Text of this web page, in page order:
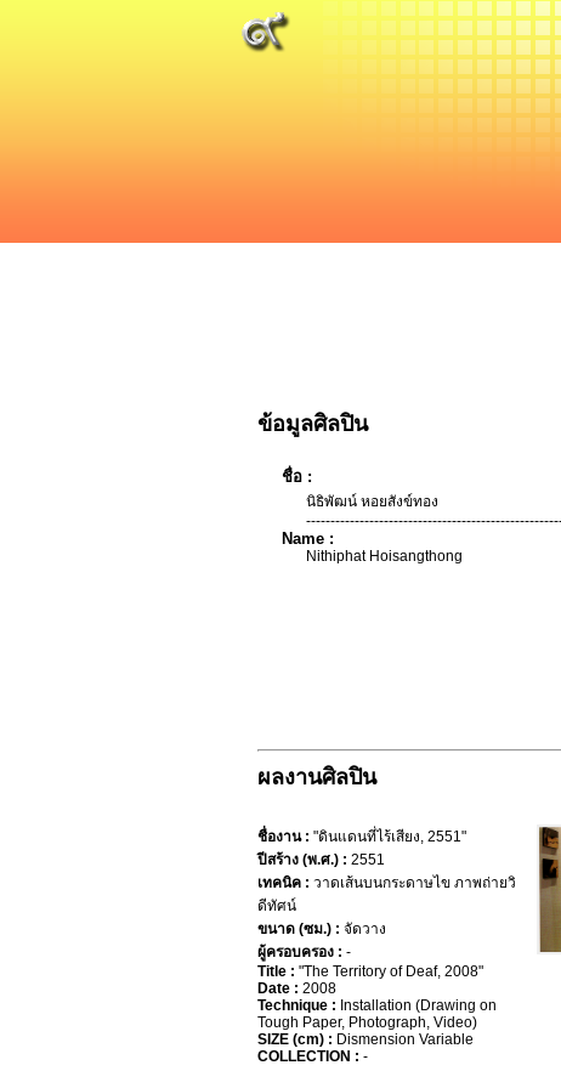
ข้อมูลศิลปิน
ชื่อ :
นิธิพัฒน์ หอยสังข์ทอง
Name :
Nithiphat Hoisangthong
ผลงานศิลปิน
ชื่องาน : "ดินแดนที่ไร้เสียง, 2551"
ปีสร้าง (พ.ศ.) : 2551
เทคนิค : วาดเส้นบนกระดาษไข ภาพถ่ายวิ
ดีทัศน์
ขนาด (ซม.) : จัดวาง
ผู้ครอบครอง : -
Title : "The Territory of Deaf, 2008"
Date : 2008
Technique : Installation (Drawing on
Tough Paper, Photograph, Video)
SIZE (cm) : Dismension Variable
COLLECTION : -